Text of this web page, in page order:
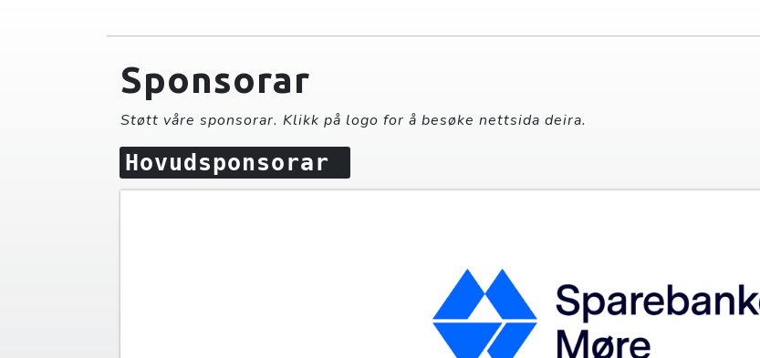
Sponsorar
Støtt våre sponsorar. Klikk på logo for å besøke nettsida deira.
Hovudsponsorar